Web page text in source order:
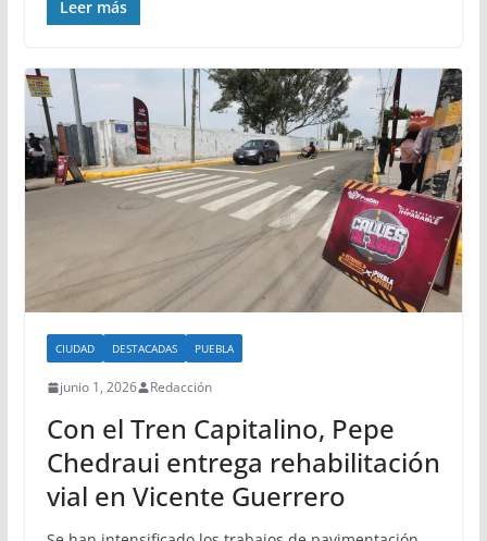
Leer más
CIUDAD DESTACADAS PUEBLA
junio 1, 2026 Redacción
Con el Tren Capitalino, Pepe
Chedraui entrega rehabilitación
vial en Vicente Guerrero